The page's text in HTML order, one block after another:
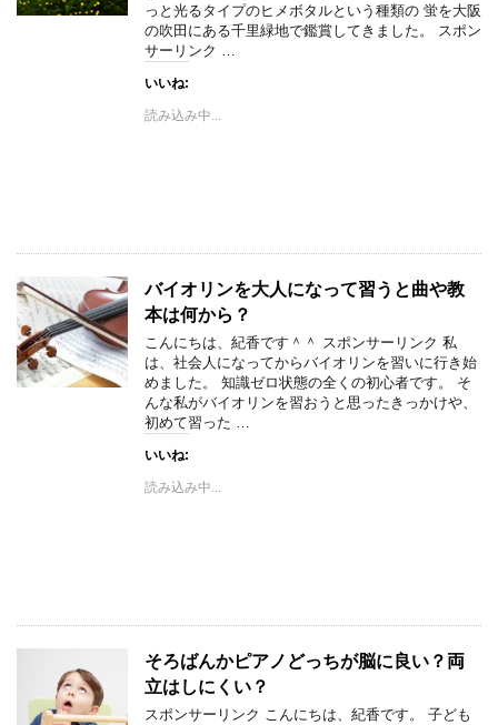
っと光るタイプのヒメボタルという種類の 蛍を大阪
の吹田にある千里緑地で鑑賞してきました。 スポン
サーリンク …
いいね:
読み込み中...
バイオリンを大人になって習うと曲や教
本は何から？
こんにちは、紀香です＾＾ スポンサーリンク 私
は、社会人になってからバイオリンを習いに行き始
めました。 知識ゼロ状態の全くの初心者です。 そ
んな私がバイオリンを習おうと思ったきっかけや、
初めて習った …
いいね:
読み込み中...
そろばんかピアノどっちが脳に良い？両
立はしにくい？
スポンサーリンク こんにちは、紀香です。 子ども